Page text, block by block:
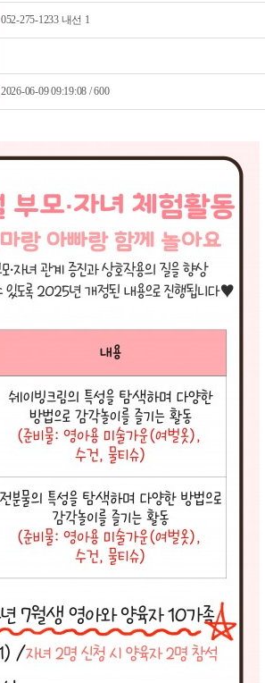
052-275-1233 내선 1
2026-06-09 09:19:08 / 600